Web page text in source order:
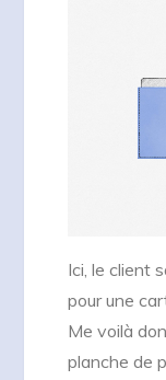
Ici, le client
pour une
Me voilà
planche de